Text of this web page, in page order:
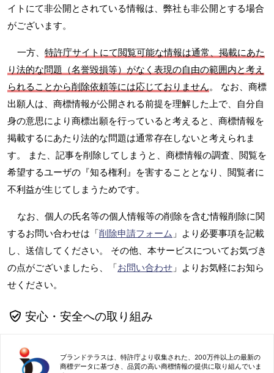
イトにて非公開とされている情報は、弊社も非公開とする場合
がございます。
一方、 特許庁サイトにて閲覧可能な情報は通常、掲載にあた
り法的な問題（名誉毀損等）がなく表現の自由の範囲内と考え
られることから削除依頼等には応じておりません。 なお、商標
出願人は、商標情報が公開される前提を理解した上で、自分自
身の意思により商標出願を行っていると考えると、商標情報を
掲載するにあたり法的な問題は通常存在しないと考えられま
す。 また、記事を削除してしまうと、商標情報の調査、閲覧を
希望するユーザの『知る権利』を害することとなり、閲覧者に
不利益が生じてしまうためです。
なお、個人の氏名等の個人情報等の削除を含む情報削除に関
するお問い合わせは「削除申請フォーム 」より必要事項を記載
し、送信してください。 その他、本サービスについてお気づき
の点がございましたら、「お問い合わせ 」よりお気軽にお知ら
せください。
安心・安全への取り組み
ブランドテラスは、特許庁より収集された、200万件以上の最新の
商標データに基づき、品質の高い商標情報の提供に取り組んでいま